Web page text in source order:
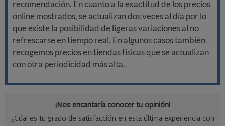
recomendación. En cuanto a la exactitud de los precios
online mostrados, se actualizan dos veces al día por lo
que existe la posibilidad de ligeras variaciones al no
refrescarse en tiempo real. En algunos casos también
recogemos precios en tiendas físicas que se actualizan
con otra periodicidad más alta.